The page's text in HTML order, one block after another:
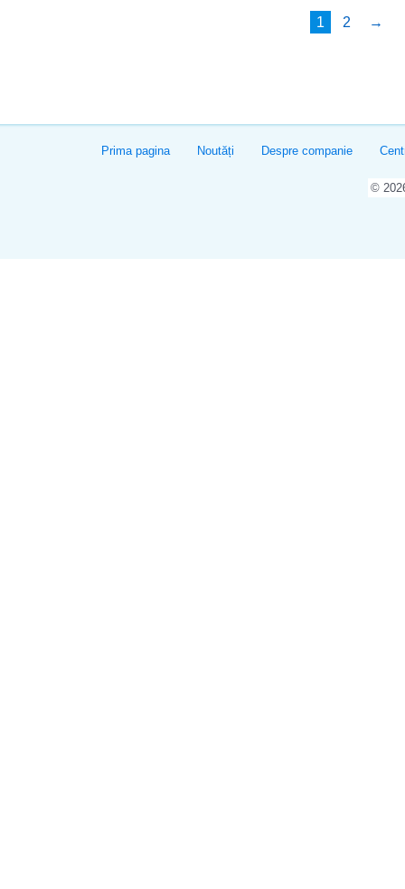
1 2 →
Prima pagina Noutăți Despre companie
©